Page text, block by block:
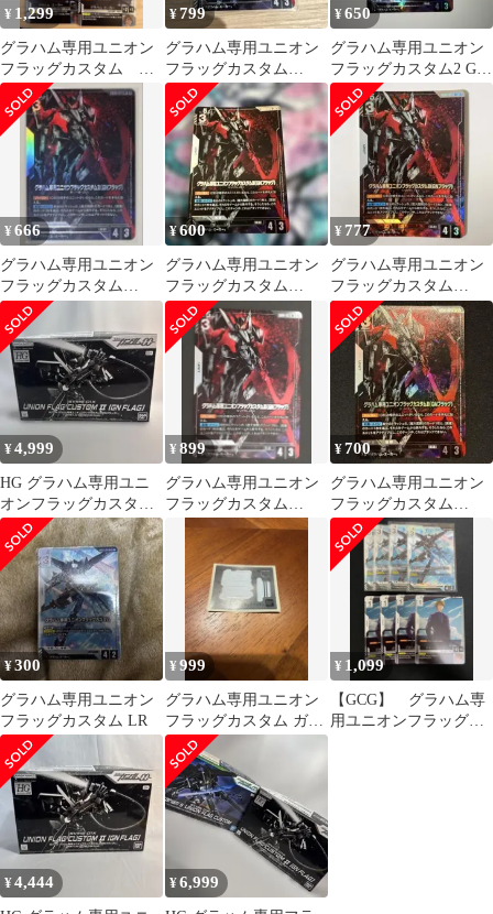
¥ 1,299
グラハム専用ユニオン
フラッグカスタム ユ
ニオンフラッグカスタ
ムⅡ(GNフラッグ)
¥799
グラハム専用ユニオン
フラッグカスタム
Ⅱ（GNフラッグ）
R+ パラレル
¥650
グラハム専用ユニオン
フラッグカスタム2 GN
フラッグ
¥666
グラハム専用ユニオン
フラッグカスタム
Ⅱ（GNフラッグ) R+ パ
ラレル
¥600
グラハム専用ユニオン
フラッグカスタム
Ⅱ(GNフラッグ) R+
¥ 777
グラハム専用ユニオン
フラッグカスタム
II（GNフラッグ） R+
パラレル
¥4,999
HG グラハム専用ユニ
オンフラッグカスタム
II(GNフラッグ)
¥899
グラハム専用ユニオン
フラッグカスタム
Ⅱ(GNフラッグ) GD04
¥700
グラハム専用ユニオン
フラッグカスタム
II（GNフラッグ） R+
¥300
グラハム専用ユニオン
フラッグカスタム LR
¥999
グラハム専用ユニオン
フラッグカスタム ガン
プラ ジャンク シー
ル
¥ 1,099
【GCG】 グラハム専
用ユニオンフラッグカ
¥4,444 ¥6,999